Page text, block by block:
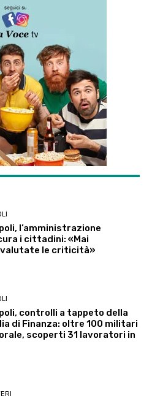
l’amministrazione
i cittadini: «Mai
le criticità»
controlli a tappeto della
di Finanza: oltre 100 militari
scoperti 31 lavoratori in